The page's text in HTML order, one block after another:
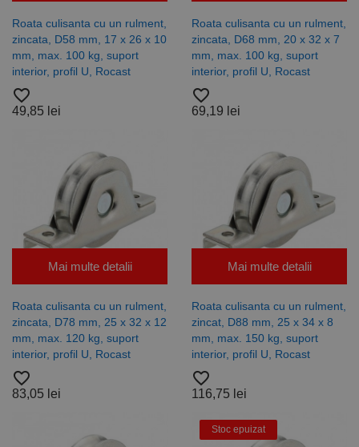
Roata culisanta cu un rulment,
zincata, D58 mm, 17 x 26 x 10
mm, max. 100 kg, suport
interior, profil U, Rocast
favorite_border
49,85 lei
Roata culisanta cu un rulment,
zincata, D68 mm, 20 x 32 x 7
mm, max. 100 kg, suport
interior, profil U, Rocast
favorite_border
69,19 lei
Mai multe detalii
Roata culisanta cu un rulment,
zincata, D78 mm, 25 x 32 x 12
mm, max. 120 kg, suport
interior, profil U, Rocast
favorite_border
83,05 lei
Mai multe detalii
Roata culisanta cu un rulment,
zincat, D88 mm, 25 x 34 x 8
mm, max. 150 kg, suport
interior, profil U, Rocast
favorite_border
116,75 lei
Stoc epuizat
Universal
care este o
actualizare
semnificativă
a serviciului
de analiză
distinge
utilizatorii
unici prin
atribuirea
unui număr
generat
aleatoriu ca
identificator
de client.
Este inclus în
fiecare
solicitare de
pagină dintr-
este utilizat
pentru a
calcula
datele
despre
vizitatori,
de analiză a
optimiza
publicitară
prin
colectarea
datelor
vizitatorilor
privind
vizitatorii
este
furnizat în
mod
normal de
un centru
terță parte
sau de un
schimb de
anunțuri.